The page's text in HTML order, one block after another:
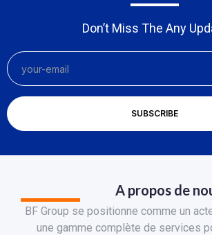
Don’t Miss The Any
A propos de
BF Group se positionne comme un
une gamme complète de services